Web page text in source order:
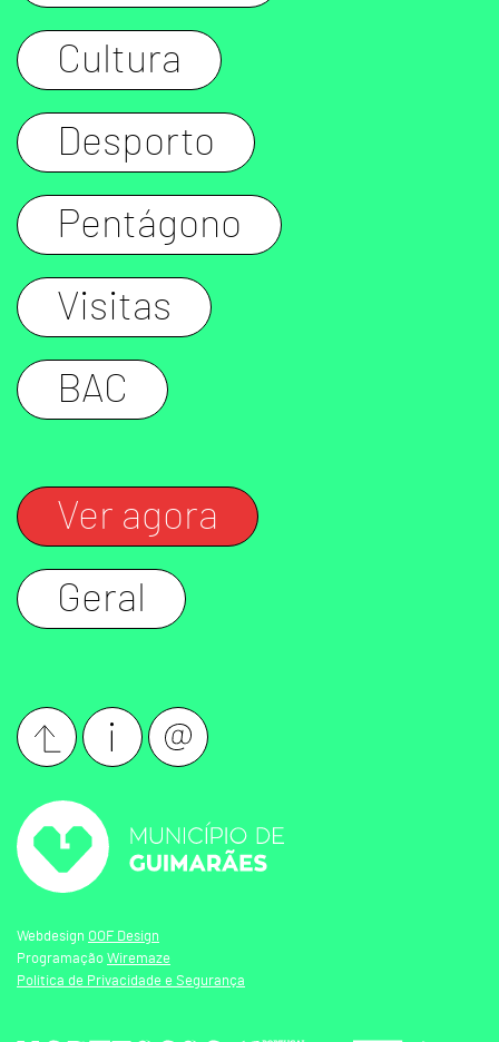
Cultura
Desporto
Pentágono
Visitas
BAC
Ver agora
Geral
Webdesign OOF Design
Programação Wiremaze
Política de Privacidade e Segurança